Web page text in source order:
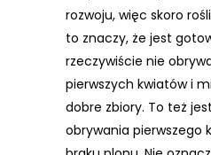
rozwoju, więc skoro
to znaczy, że jest
rzeczywiście nie
pierwszych kwiatów i
dobre zbiory. To też
obrywania pierwszego